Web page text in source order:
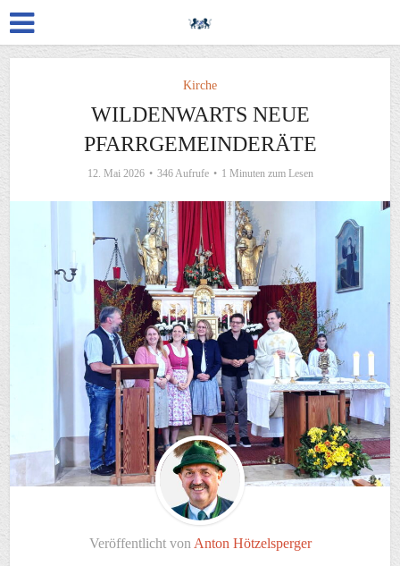
Kirche
WILDENWARTS NEUE
PFARRGEMEINDERÄTE
12. Mai 2026 346 Aufrufe 1 Minuten zum Lesen
Veröffentlicht von Anton Hötzelsperger